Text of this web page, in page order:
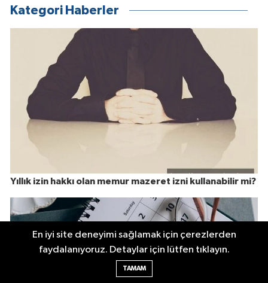
Kategori Haberler
Yıllık izin hakkı olan memur mazeret izni kullanabilir mi?
En iyi site deneyimi sağlamak için çerezlerden
faydalanıyoruz. Detaylar için lütfen tıklayın.
TAMAM